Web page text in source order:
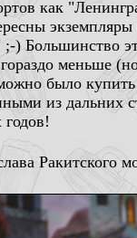
как
) Большинство
меньше
было
из дальних
Ракитского